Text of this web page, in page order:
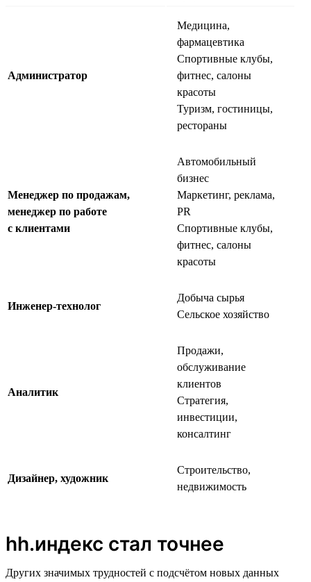
Администратор
Медицина,
фармацевтика
Спортивные клубы,
фитнес, салоны
красоты
Туризм, гостиницы,
рестораны
Менеджер по продажам,
менеджер по работе
с клиентами
Автомобильный
бизнес
Маркетинг, реклама,
PR
Спортивные клубы,
фитнес, салоны
красоты
Инженер-технолог
Добыча сырья
Сельское хозяйство
Аналитик
Продажи,
обслуживание
клиентов
Стратегия,
инвестиции,
консалтинг
Дизайнер, художник
Строительство,
недвижимость
hh.индекс стал точнее
Других значимых трудностей с подсчётом новых данных